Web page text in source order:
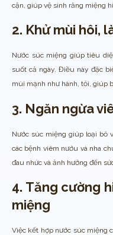
cận, giúp vệ sinh răng miệng
2. Khử mùi hôi,
Nước súc miệng giúp tiêu
suốt cả ngày. Điều này đặc
mùi mạnh như hành, tỏi, giúp
3. Ngăn ngừa
Nước súc miệng giúp loại bỏ
các bệnh viêm nướu và nha
đau nhức và ảnh hưởng đến
4. Tăng cường
miệng
Việc kết hợp nước súc miệng